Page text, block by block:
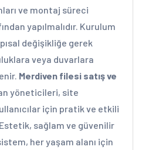
ve montaj süreci
yapılmalıdır. Kurulum
değişikliğe gerek
veya duvarlara
Merdiven filesi satış ve
yöneticileri, site
için pratik ve etkili
sağlam ve güvenilir
her yaşam alanı için